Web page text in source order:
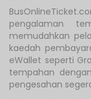
pengalaman
memudahkan
kaedah
eWallet seperti
tempahan
pengesahan